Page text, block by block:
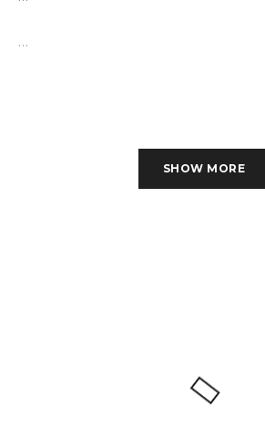
…
SHOW MORE